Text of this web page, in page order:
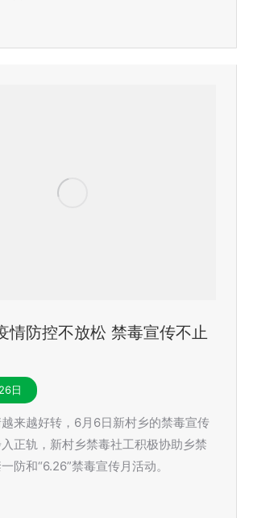
情防控不放松 禁毒宣传不止
日
来越好转，6月6日新村乡的禁毒宣传
正轨，新村乡禁毒社工积极协助乡禁
防和“6.26”禁毒宣传月活动。